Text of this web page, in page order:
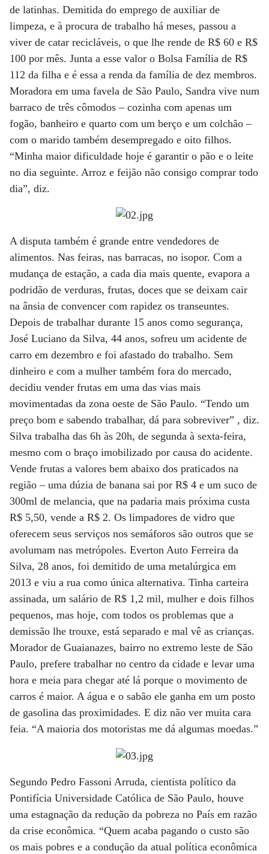
de latinhas. Demitida do emprego de auxiliar de
limpeza, e à procura de trabalho há meses, passou a
viver de catar recicláveis, o que lhe rende de R$ 60 e R$
100 por mês. Junta a esse valor o Bolsa Família de R$
112 da filha e é essa a renda da família de dez membros.
Moradora em uma favela de São Paulo, Sandra vive num
barraco de três cômodos – cozinha com apenas um
fogão, banheiro e quarto com um berço e um colchão –
com o marido também desempregado e oito filhos.
“Minha maior dificuldade hoje é garantir o pão e o leite
no dia seguinte. Arroz e feijão não consigo comprar todo
dia”, diz.
A disputa também é grande entre vendedores de
alimentos. Nas feiras, nas barracas, no isopor. Com a
mudança de estação, a cada dia mais quente, evapora a
podridão de verduras, frutas, doces que se deixam cair
na ânsia de convencer com rapidez os transeuntes.
Depois de trabalhar durante 15 anos como segurança,
José Luciano da Silva, 44 anos, sofreu um acidente de
carro em dezembro e foi afastado do trabalho. Sem
dinheiro e com a mulher também fora do mercado,
decidiu vender frutas em uma das vias mais
movimentadas da zona oeste de São Paulo. “Tendo um
preço bom e sabendo trabalhar, dá para sobreviver” , diz.
Silva trabalha das 6h às 20h, de segunda à sexta-feira,
mesmo com o braço imobilizado por causa do acidente.
Vende frutas a valores bem abaixo dos praticados na
região – uma dúzia de banana sai por R$ 4 e um suco de
300ml de melancia, que na padaria mais próxima custa
R$ 5,50, vende a R$ 2. Os limpadores de vidro que
oferecem seus serviços nos semáforos são outros que se
avolumam nas metrópoles. Everton Auto Ferreira da
Silva, 28 anos, foi demitido de uma metalúrgica em
2013 e viu a rua como única alternativa. Tinha carteira
assinada, um salário de R$ 1,2 mil, mulher e dois filhos
pequenos, mas hoje, com todos os problemas que a
demissão lhe trouxe, está separado e mal vê as crianças.
Morador de Guaianazes, bairro no extremo leste de São
Paulo, prefere trabalhar no centro da cidade e levar uma
hora e meia para chegar até lá porque o movimento de
carros é maior. A água e o sabão ele ganha em um posto
de gasolina das proximidades. E diz não ver muita cara
feia. “A maioria dos motoristas me dá algumas moedas.”
Segundo Pedro Fassoni Arruda, cientista político da
Pontifícia Universidade Católica de São Paulo, houve
uma estagnação da redução da pobreza no País em razão
da crise econômica. “Quem acaba pagando o custo são
os mais pobres e a condução da atual política econômica